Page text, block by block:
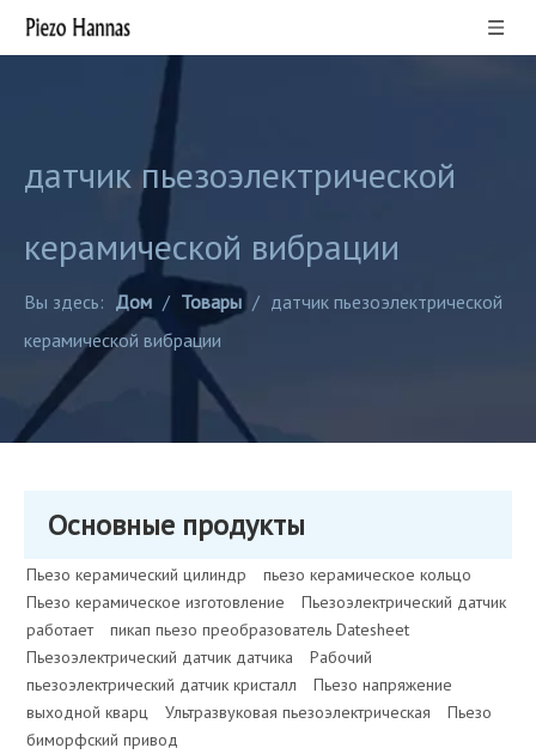
датчик пьезоэлектрической
керамической вибрации
Вы здесь: Дом / Товары / датчик пьезоэлектрической
керамической вибрации
Основные продукты
Пьезо керамический цилиндр
пьезо керамическое кольцо
Пьезо керамическое изготовление
Пьезоэлектрический датчик
работает
пикап пьезо преобразователь Datesheet
Пьезоэлектрический датчик датчика
Рабочий
пьезоэлектрический датчик кристалл
Пьезо напряжение
выходной кварц
Ультразвуковая пьезоэлектрическая
Пьезо
биморфский привод